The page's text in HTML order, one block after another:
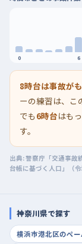
0 6
8時台は事故が
ーの練習は、こ
でも 6時台はも
す。
出典: 警察庁「交通事故
台帳に基づく人口」（
神奈川県で探す
横浜市港北区のペ